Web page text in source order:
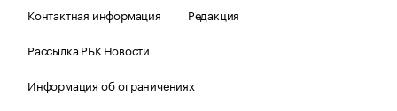
Контактная информация
Редакция
Рассылка РБК Новости
Информация об ограничениях